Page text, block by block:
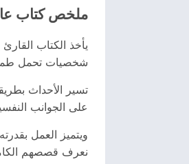
ملخص كتاب عاملة
يأخذ الكتاب
شخصيات تحمل
تسير الأحداث
على الجوانب
ويتميز العمل
نعرف قصصهم